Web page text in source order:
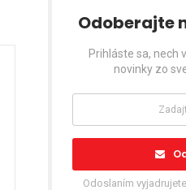
Odoberajte
Prihláste sa, nech
novinky zo
Odoslaním